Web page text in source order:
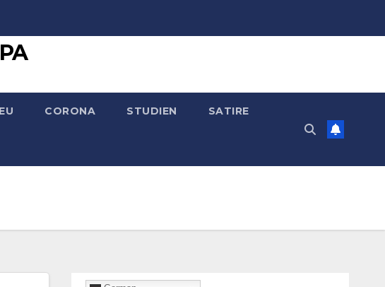
EU CORONA STUDIEN SATIRE